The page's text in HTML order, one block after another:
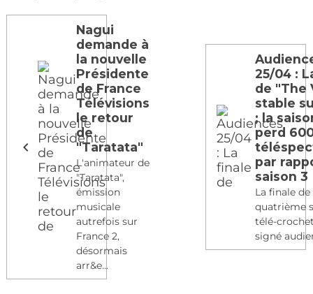
Nagui
demande à
la nouvelle
Présidente
de France
Télévisions
le retour
de
"Taratata"
L'animateur de
"Taratata",
émission
musicale
autrefois sur
France 2,
désormais
arr&e...
25/04 :
de "The
stable
; la
perd
par
saison 3
La finale de
quatrième
télé-
signé